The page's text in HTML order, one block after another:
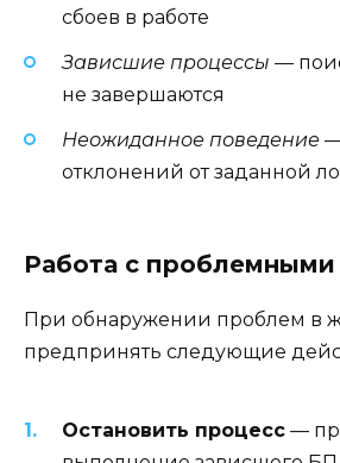
сбоев в работе
Зависшие процессы —
не завершаются
Неожиданное поведение
отклонений от заданной
Работа с
При обнаружении проблем в
предпринять следующие
Остановить процесс —